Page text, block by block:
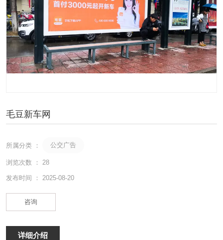
毛豆新车网
所属分类 ： 公交广告
浏览次数 ： 28
发布时间 ： 2025-08-20
咨询
详细介绍